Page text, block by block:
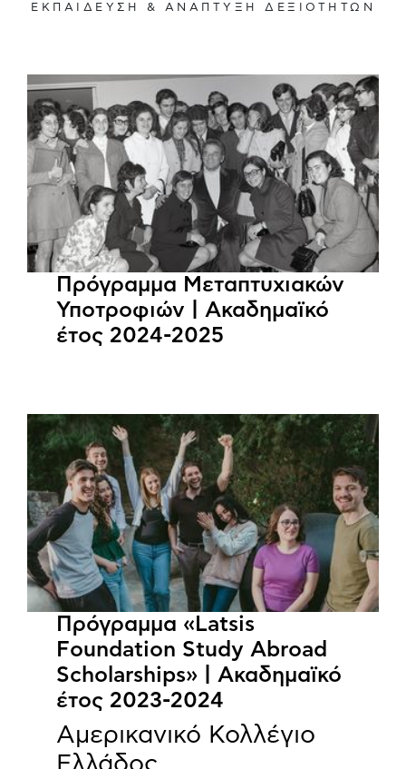
ΕΚΠΑΙΔΕΥΣΗ & ΑΝΑΠΤΥΞΗ ΔΕΞΙΟΤΗΤΩΝ
Πρόγραμμα Μεταπτυχιακών
Υποτροφιών | Ακαδημαϊκό
έτος 2024-2025
Πρόγραμμα «Latsis
Foundation Study Abroad
Scholarships» | Ακαδημαϊκό
έτος 2023-2024
Αμερικανικό Κολλέγιο
Ελλάδος